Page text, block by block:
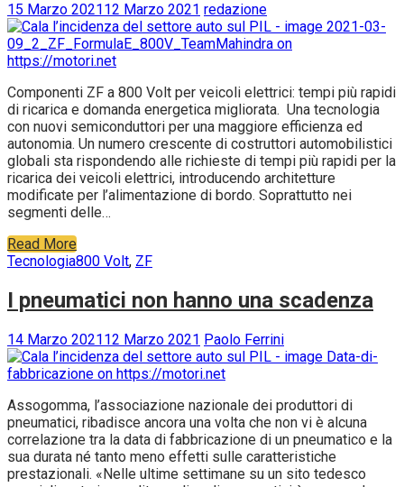
15 Marzo 2021 12 Marzo 2021 redazione
Componenti ZF a 800 Volt per veicoli elettrici: tempi più rapidi
di ricarica e domanda energetica migliorata. Una tecnologia
con nuovi semiconduttori per una maggiore efficienza ed
autonomia. Un numero crescente di costruttori automobilistici
globali sta rispondendo alle richieste di tempi più rapidi per la
ricarica dei veicoli elettrici, introducendo architetture
modificate per l’alimentazione di bordo. Soprattutto nei
segmenti delle…
Read More
Tecnologia800 Volt, ZF
I pneumatici non hanno una scadenza
14 Marzo 2021 12 Marzo 2021 Paolo Ferrini
Assogomma, l’associazione nazionale dei produttori di
pneumatici, ribadisce ancora una volta che non vi è alcuna
correlazione tra la data di fabbricazione di un pneumatico e la
sua durata né tanto meno effetti sulle caratteristiche
prestazionali. «Nelle ultime settimane su un sito tedesco